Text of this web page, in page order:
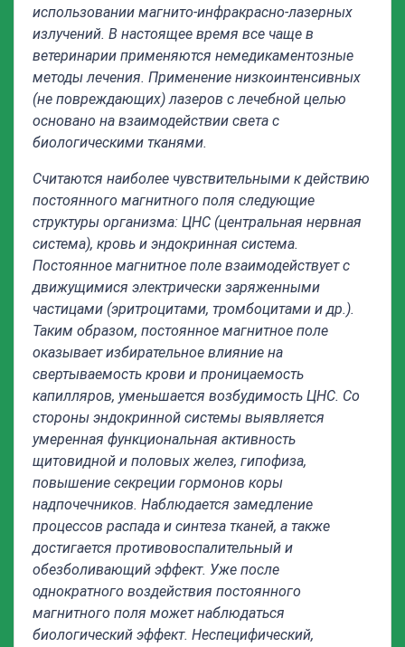
использовании магнито-инфракрасно-лазерных
излучений. В настоящее время все чаще в
ветеринарии применяются немедикаментозные
методы лечения. Применение низкоинтенсивных
(не повреждающих) лазеров с лечебной целью
основано на взаимодействии света с
биологическими тканями.
Считаются наиболее чувствительными к действию
постоянного магнитного поля следующие
структуры организма: ЦНС (центральная нервная
система), кровь и эндокринная система.
Постоянное магнитное поле взаимодействует с
движущимися электрически заряженными
частицами (эритроцитами, тромбоцитами и др.).
Таким образом, постоянное магнитное поле
оказывает избирательное влияние на
свертываемость крови и проницаемость
капилляров, уменьшается возбудимость ЦНС. Со
стороны эндокринной системы выявляется
умеренная функциональная активность
щитовидной и половых желез, гипофиза,
повышение секреции гормонов коры
надпочечников. Наблюдается замедление
процессов распада и синтеза тканей, а также
достигается противовоспалительный и
обезболивающий эффект. Уже после
однократного воздействия постоянного
магнитного поля может наблюдаться
биологический эффект. Неспецифический,